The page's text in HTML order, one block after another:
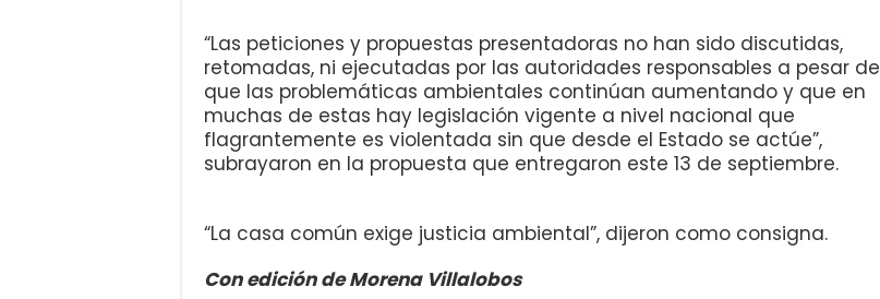
“Las peticiones y propuestas presentadoras no han sido discutidas,
retomadas, ni ejecutadas por las autoridades responsables a pesar de
que las problemáticas ambientales continúan aumentando y que en
muchas de estas hay legislación vigente a nivel nacional que
flagrantemente es violentada sin que desde el Estado se actúe”,
subrayaron en la propuesta que entregaron este 13 de septiembre.
“La casa común exige justicia ambiental”, dijeron como consigna.
Con edición de Morena Villalobos